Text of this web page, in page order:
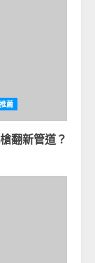
薦
翻新管道？